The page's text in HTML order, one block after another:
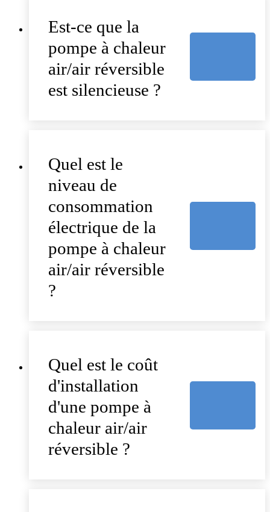
Est-ce que la
pompe à chaleur
air/air réversible
est silencieuse ?
Quel est le
niveau de
consommation
électrique de la
pompe à chaleur
air/air réversible
?
Quel est le coût
d'installation
d'une pompe à
chaleur air/air
réversible ?